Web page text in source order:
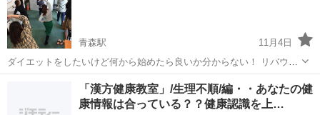
も影響が出てき...
青森駅
11月4日
ダイエットをしたいけど何から始めたら良いか分からない！ リバウン
ドを繰り返してばかり。 運動する機会がない！ 健康診断の結果
セミナーであなたのお...
青森駅 その他 ドリンク
「漢方健康教室」/生理不順/編・・あなたの健
康情報は合っている？？健康認識を上…